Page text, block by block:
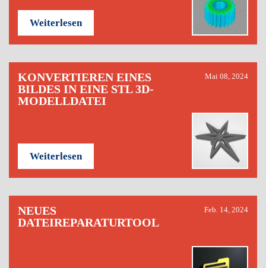
Weiterlesen
KONVERTIEREN EINES
BILDES IN EINE STL 3D-
MODELLDATEI
Mai 08, 2024
Weiterlesen
NEUES
DATEIREPARATURTOOL
Feb. 14, 2024